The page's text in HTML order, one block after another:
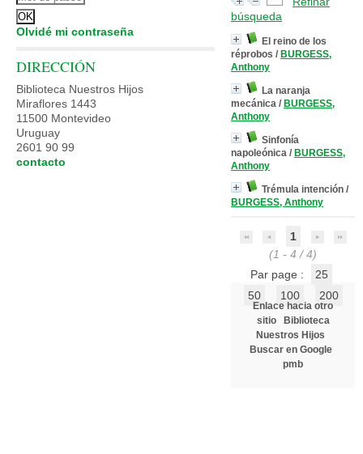
búsqueda
El reino de los
réprobos / BURGESS,
Anthony
La naranja
mecánica / BURGESS,
Anthony
Sinfonía
napoleónica / BURGESS,
Anthony
Trémula intención /
BURGESS, Anthony
1
(1 - 4 / 4)
Par page :
25
50
100 200
Enlace hacia otro
sitio
Biblioteca
Nuestros Hijos
Buscar en Google
pmb
Olvidé mi contraseña
DIRECCIÓN
Biblioteca Nuestros Hijos
Miraflores 1443
11500 Montevideo
Uruguay
2601 90 99
contacto